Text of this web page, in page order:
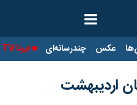
عکس چندرسانه‌ای ایرنا TV